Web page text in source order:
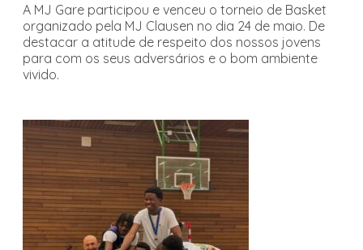
A MJ Gare participou e venceu o torneio de Basket
organizado pela MJ Clausen no dia 24 de maio. De
destacar a atitude de respeito dos nossos jovens
para com os seus adversários e o bom ambiente
vivido.